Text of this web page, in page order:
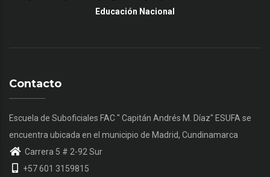
Educación Nacional
Contacto
Escuela de Suboficiales FAC " Capitán Andrés M. Díaz" ESUFA se
encuentra ubicada en el municipio de Madrid, Cundinamarca
Carrera 5 # 2-92 Sur
+57 601 3159815